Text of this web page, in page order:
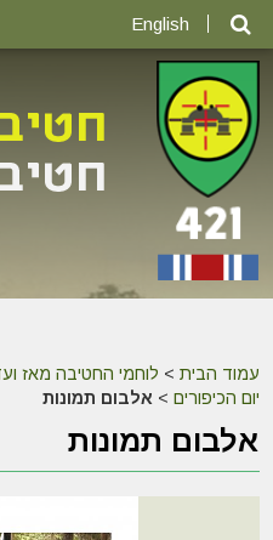
English
עמוד הבית > לוחמי החטיבה מאז
יום הכיפורים > אלבום תמונות
אלבום תמונות